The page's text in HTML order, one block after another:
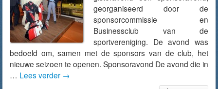
georganiseerd door de
sponsorcommissie en
Businessclub van de
sportvereniging. De avond was
bedoeld om, samen met de sponsors van de club, het
nieuwe seizoen te openen. Sponsoravond De avond die in
… Lees verder →